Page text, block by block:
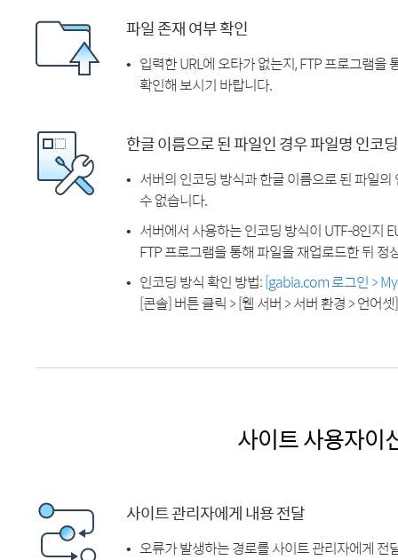
파일 존재 여부 확인
입력한 URL에 오타가 없는지, FTP 프로그램
확인해 보시기 바랍니다.
한글 이름으로 된 파일인 경우 파일명 인코
서버의 인코딩 방식과 한글 이름으로 된 파일
수 없습니다.
서버에서 사용하는 인코딩 방식이 UTF-8인지
FTP 프로그램을 통해 파일을 재업로드한 뒤
인코딩 방식 확인 방법:[gabia.com 로그인 >
[콘솔] 버튼 클릭 > [웹 서버 > 서버 환경 > 언어
사이트 사용자이
사이트 관리자에게 내용 전달
오류가 발생하는 경로를 사이트 관리자에게 전